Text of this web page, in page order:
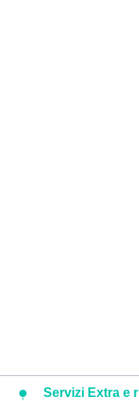
Servizi Extra e